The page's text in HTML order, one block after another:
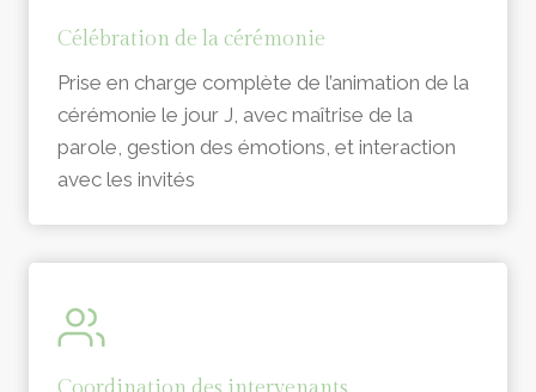
Célébration de la cérémonie
Prise en charge complète de l’animation de la
cérémonie le jour J, avec maîtrise de la
parole, gestion des émotions, et interaction
avec les invités